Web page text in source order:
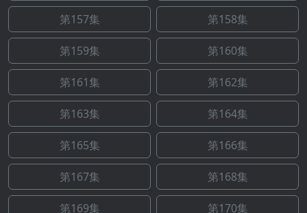
第157集 第158集
第159集 第160集
第161集 第162集
第163集 第164集
第165集 第166集
第167集 第168集
第169集 第170集